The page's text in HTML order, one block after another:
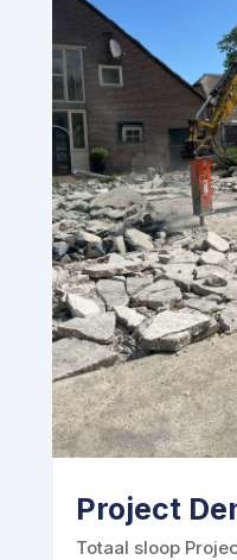
Project
Totaal sloop